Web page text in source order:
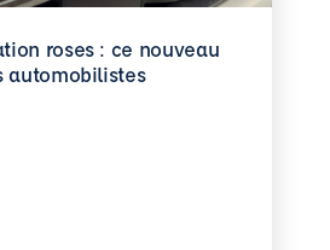
roses : ce nouveau
automobilistes